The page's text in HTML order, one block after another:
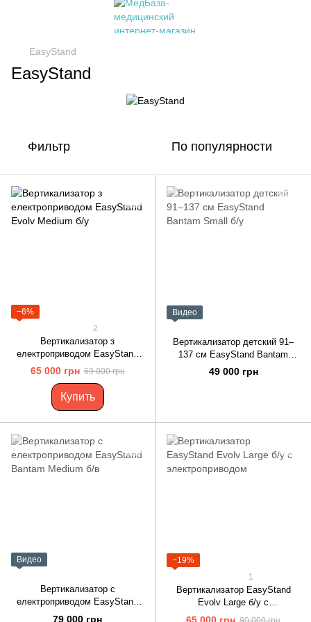
EasyStand
EasyStand
Фильтр По популярности
−6%
2
Вертикализатор з
електроприводом EasyStand
Evolv Medium б/у
65 000 грн 69 000 грн
Купить
Видео
Вертикализатор детский 91–
137 см EasyStand Bantam
Small б/у
49 000 грн
Видео
Вертикализатор с
електроприводом EasyStand
Bantam Medium б/в
79 000 грн
−19%
1
Вертикализатор EasyStand
Evolv Large б/у с
электроприводом
65 000 грн